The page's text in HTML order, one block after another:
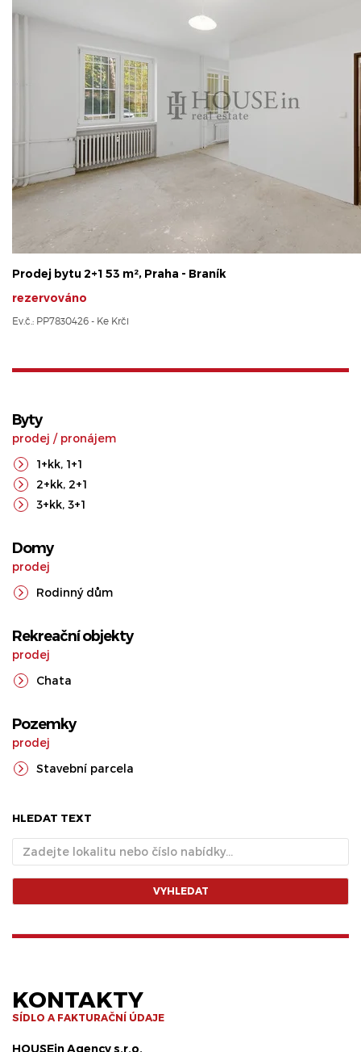
Prodej bytu 2+1 53 m², Praha - Braník
rezervováno
Ev.č.: PP7830426 - Ke Krči
Byty
prodej / pronájem
1+kk, 1+1
2+kk, 2+1
3+kk, 3+1
Domy
prodej
Rodinný dům
Rekreační objekty
prodej
Chata
Pozemky
prodej
Stavební parcela
HLEDAT TEXT
VYHLEDAT
KONTAKTY
SÍDLO A FAKTURAČNÍ ÚDAJE
HOUSEin Agency s.r.o.